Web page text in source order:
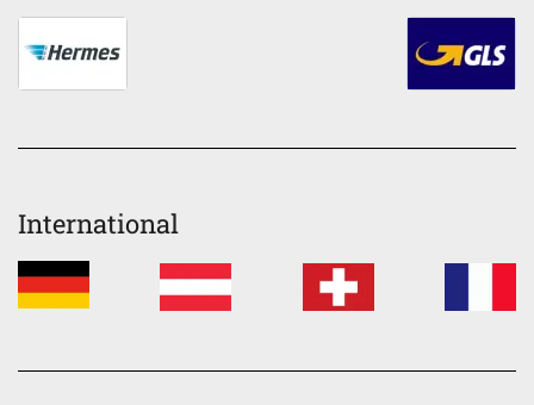
International